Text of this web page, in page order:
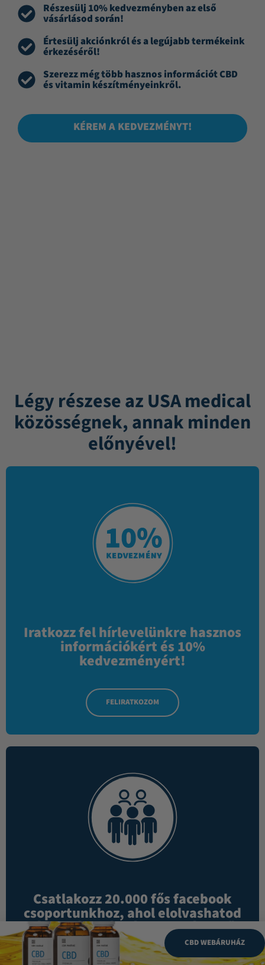
Részesülj 10% kedvezményben az első
vásárlásod során!
Értesülj akciónkról és a legújabb termékeink
érkezéséről!
Szerezz még több hasznos információt CBD
és vitamin készítményeinkről.
KÉREM A KEDVEZMÉNYT!
Légy részese az USA medical
közösségnek, annak minden
előnyével!
Iratkozz fel hírlevelünkre hasznos
információkért és 10%
kedvezményért!
FELIRATKOZOM
Csatlakozz 20.000 fős facebook
csoportunkhoz, ahol elolvashatod
mások véleményét a termékekről!
CBD WEBÁRUHÁZ